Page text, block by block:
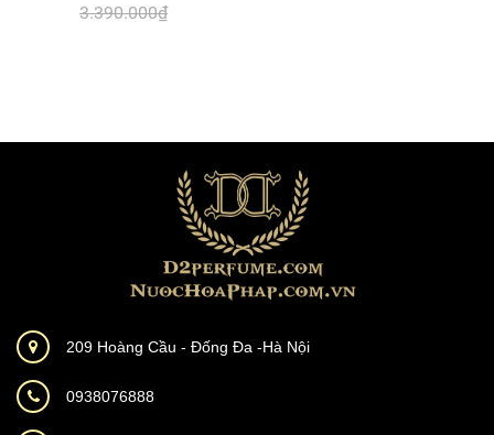
3.390.000₫
209 Hoàng Cầu - Đống Đa -Hà Nội
0938076888